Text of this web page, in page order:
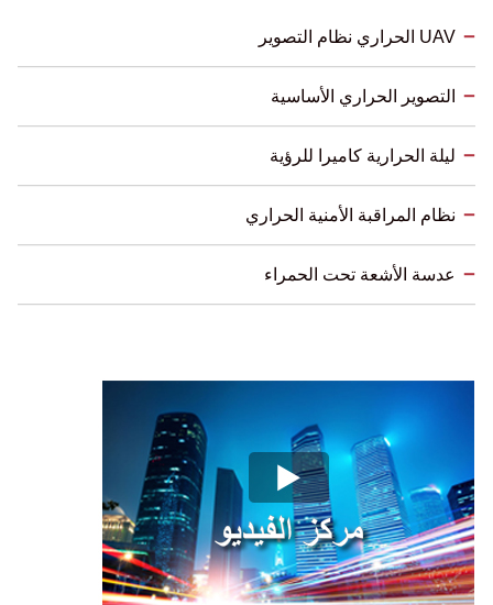
UAV الحراري نظام التصوير
التصوير الحراري الأساسية
ليلة الحرارية كاميرا للرؤية
نظام المراقبة الأمنية الحراري
عدسة الأشعة تحت الحمراء